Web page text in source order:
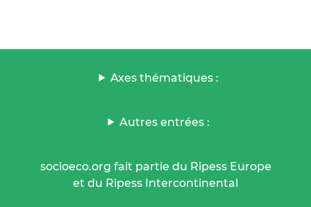
Axes thématiques :
Autres entrées :
socioeco.org fait partie du Ripess Europe
et du Ripess Intercontinental